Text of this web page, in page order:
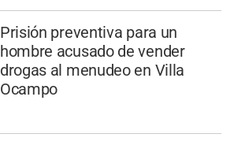
Prisión preventiva para un
hombre acusado de vender
drogas al menudeo en Villa
Ocampo